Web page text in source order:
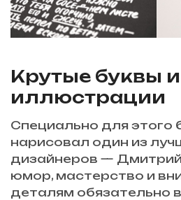
Крутые буквы и
иллюстрации
Специально для этого
нарисовал один из
дизайнеров — Дмитрий
юмор, мастерство и
деталям обязательно